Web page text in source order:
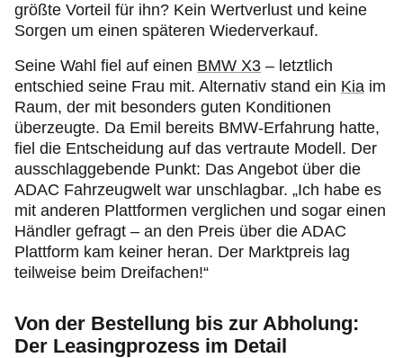
größte Vorteil für ihn? Kein Wertverlust und keine
Sorgen um einen späteren Wiederverkauf.
Seine Wahl fiel auf einen BMW X3 – letztlich
entschied seine Frau mit. Alternativ stand ein Kia im
Raum, der mit besonders guten Konditionen
überzeugte. Da Emil bereits BMW-Erfahrung hatte,
fiel die Entscheidung auf das vertraute Modell. Der
ausschlaggebende Punkt: Das Angebot über die
ADAC Fahrzeugwelt war unschlagbar. „Ich habe es
mit anderen Plattformen verglichen und sogar einen
Händler gefragt – an den Preis über die ADAC
Plattform kam keiner heran. Der Marktpreis lag
teilweise beim Dreifachen!“
Von der Bestellung bis zur Abholung:
Der Leasingprozess im Detail